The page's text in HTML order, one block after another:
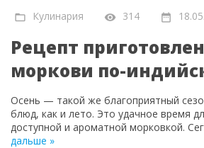
Кулинария 314
Рецепт
моркови по-
Осень — такой же благоприятный
блюд, как и лето. Это удачное время
доступной и ароматной морковкой.
дальше »